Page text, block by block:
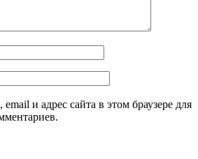
и адрес сайта в этом браузере для